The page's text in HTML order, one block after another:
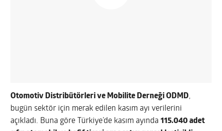
Otomotiv Distribütörleri ve Mobilite Derneği ODMD,
bugün sektör için merak edilen kasım ayı verilerini
açıkladı. Buna göre Türkiye’de kasım ayında115.040 adet